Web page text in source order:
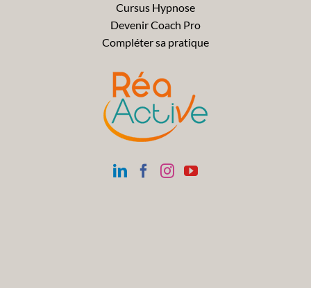
Cursus Hypnose
Devenir Coach Pro
Compléter sa pratique